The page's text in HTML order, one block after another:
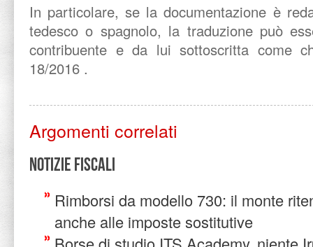
In particolare, se la documentazione è
tedesco o spagnolo, la traduzione può
contribuente e da lui sottoscritta come
18/2016 .
Argomenti correlati
Notizie Fiscali
Rimborsi da modello 730: il monte
anche alle imposte sostitutive